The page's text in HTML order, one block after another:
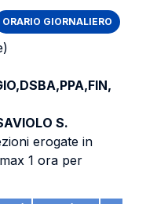
ORARIO GIORNALIERO
S.
erogate in
1 ora per